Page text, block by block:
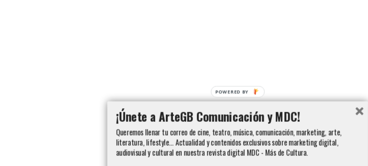
¡Únete a ArteGB Comunicación y MDC!
Queremos llenar tu correo de cine, teatro, música, comunicación, marketing, arte,
literatura, lifestyle... Actualidad y contenidos exclusivos sobre marketing digital,
audiovisual y cultural en nuestra revista digital MDC - Más de Cultura.
POWERED BY